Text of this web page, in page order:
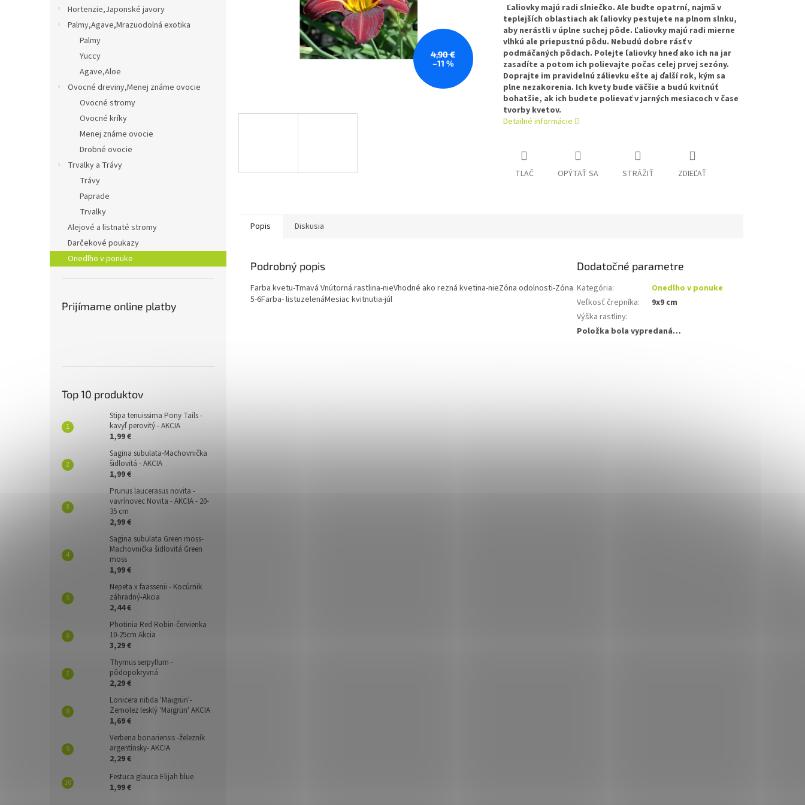
Hortenzie,Japonské javory
Palmy,Agave,Mrazuodolná exotika
Palmy
Yuccy
Agave,Aloe
Ovocné dreviny,Menej známe ovocie
Ovocné stromy
Ovocné kríky
Menej známe ovocie
Drobné ovocie
Trvalky a Trávy
Trávy
Paprade
Trvalky
Alejové a listnaté stromy
Darčekové poukazy
Onedlho v ponuke
Prijímame online platby
Top 10 produktov
Stipa tenuissima Pony Tails -
kavyľ perovitý - AKCIA
1,99 €
Sagina subulata-Machovnička
šidlovitá - AKCIA
1,99 €
Prunus laucerasus novita -
vavrínovec Novita - AKCIA - 20-
35 cm
2,99 €
Sagina subulata Green moss-
Machovnička šidlovitá Green
moss
1,99 €
Nepeta x faassenii - Kocúrnik
záhradný-Akcia
2,44 €
Photinia Red Robin-červienka
10-25cm Akcia
3,29 €
Thymus serpyllum -
pôdopokryvná
2,29 €
Lonicera nitida 'Maigrün'-
Zemolez lesklý 'Maigrün' AKCIA
1,69 €
Verbena bonariensis -železník
argentínsky- AKCIA
2,29 €
Festuca glauca Elijah blue
1,99 €
4,90 €
–11 %
Ľaliovky majú radi slniečko. Ale buďte opatrní, najmä v
teplejších oblastiach ak ľaliovky pestujete na plnom slnku,
aby nerástli v úplne suchej pôde. Ľaliovky majú radi mierne
vlhkú ale priepustnú pôdu. Nebudú dobre rásť v
podmáčaných pôdach. Polejte ľaliovky hneď ako ich na jar
zasadíte a potom ich polievajte počas celej prvej sezóny.
Doprajte im pravidelnú zálievku ešte aj ďalší rok, kým sa
plne nezakorenia. Ich kvety bude väčšie a budú kvitnúť
bohatšie, ak ich budete polievať v jarných mesiacoch v čase
tvorby kvetov.
Detailné informácie
TLAČ OPÝTAŤ SA STRÁŽIŤ ZDIEĽAŤ
Popis Diskusia
Podrobný popis
Farba kvetu-Tmavá Vnútorná rastlina-nieVhodné ako rezná kvetina-nieZóna odolnosti-Zóna
5-6Farba- listuzelenáMesiac kvitnutia-júl
Dodatočné parametre
Kategória:
Onedlho v ponuke
Veľkosť črepníka:
9x9 cm
Výška rastliny:
Položka bola vypredaná…